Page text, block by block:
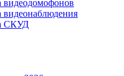
видеодомофонов
видеонаблюдения
СКУД